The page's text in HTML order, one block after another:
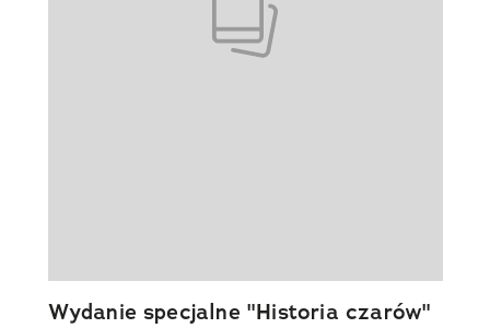
Wydanie specjalne "Historia czarów"